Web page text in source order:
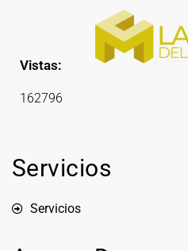
Vistas:
162796
Servicios
Servicios